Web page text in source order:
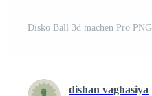
Disko Ball 3d machen Pro PNG
dishan vaghasiya